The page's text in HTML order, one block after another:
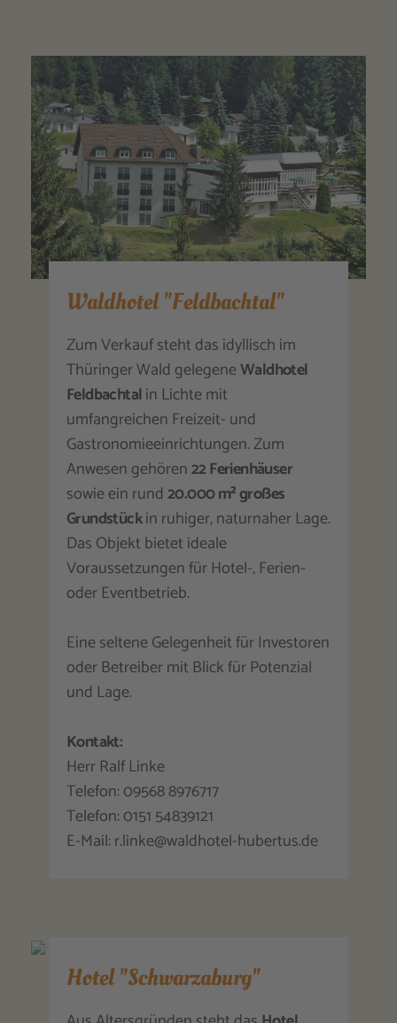
Waldhotel "Feldbachtal"
Zum Verkauf steht das idyllisch im
Thüringer Wald gelegeneWaldhotel
Feldbachtalin Lichte mit
umfangreichen Freizeit- und
Gastronomieeinrichtungen. Zum
Anwesen gehören22 Ferienhäuser
sowie ein rund 20.000 m² großes
Grundstückin ruhiger, naturnaher Lage.
Das Objekt bietet ideale
Voraussetzungen für Hotel-, Ferien-
oder Eventbetrieb.
Eine seltene Gelegenheit für Investoren
oder Betreiber mit Blick für Potenzial
und Lage.
Kontakt:
Herr Ralf Linke
Telefon: 09568 8976717
Telefon: 0151 54839121
E-Mail: r.linke@waldhotel-hubertus.de
Hotel "Schwarzaburg"